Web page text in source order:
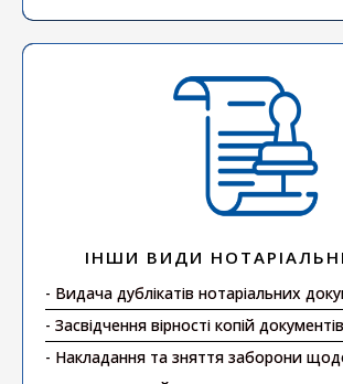
ІНШИ ВИДИ
- Видача дублікатів нотаріальних
- Засвідчення вірності копій документів
- Накладання та зняття заборони